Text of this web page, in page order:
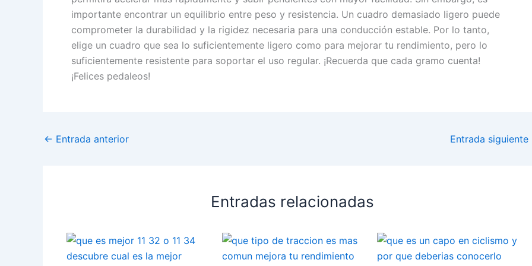
importante encontrar un equilibrio entre peso y resistencia. Un cuadro demasiado ligero puede
comprometer la durabilidad y la rigidez necesaria para una conducción estable. Por lo tanto,
elige un cuadro que sea lo suficientemente ligero como para mejorar tu rendimiento, pero lo
suficientemente resistente para soportar el uso regular. ¡Recuerda que cada gramo cuenta!
¡Felices pedaleos!
← Entrada anterior Entrada siguiente
Entradas relacionadas